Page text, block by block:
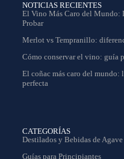
NOTICIAS RECIENTES
El Vino Más Caro del Mundo:
Probar
Merlot vs Tempranillo:
Cómo conservar el vino: guía
El coñac más caro del
perfecta
CATEGORÍAS
Destilados y Bebidas de Agave
Guías para Principiantes